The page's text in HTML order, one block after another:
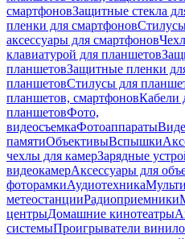
смартфоновЗащитные стекла
пленки для смартфонов
аксессуары для смартфонов
клавиатурой для планшетов
планшетовЗащитные пленки
планшетовСтилусы для
планшетов, смартфоновКабели
планшетовФото,
видеосъемкаФотоаппараты
памятиОбъективыВспышки
чехлы для камерЗарядные
видеокамерАксессуары для
фоторамкиАудиотехника
метеостанцииРадиоприемники
центрыДомашние кинотеатры
системыПроигрыватели